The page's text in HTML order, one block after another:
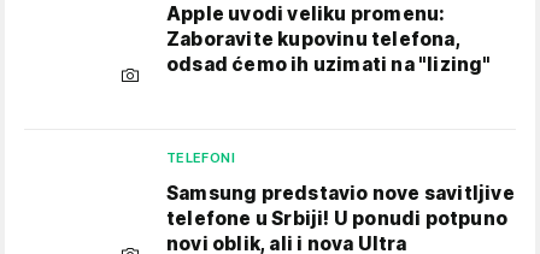
Apple uvodi veliku promenu:
Zaboravite kupovinu telefona,
odsad ćemo ih uzimati na "lizing"
TELEFONI
Samsung predstavio nove savitljive
telefone u Srbiji! U ponudi potpuno
novi oblik, ali i nova Ultra